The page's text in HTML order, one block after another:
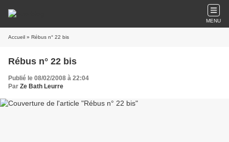
MENU
Accueil » Rébus n° 22 bis
Rébus n° 22 bis
Publié le 08/02/2008 à 22:04
Par Ze Bath Leurre